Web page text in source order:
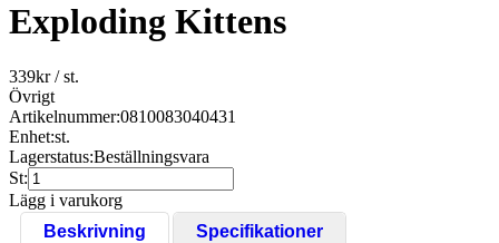
Exploding Kittens
339kr/ st.
Övrigt
Artikelnummer:0810083040431
Enhet:st.
Lagerstatus:Beställningsvara
St:
Lägg i varukorg
Beskrivning
Specifikationer